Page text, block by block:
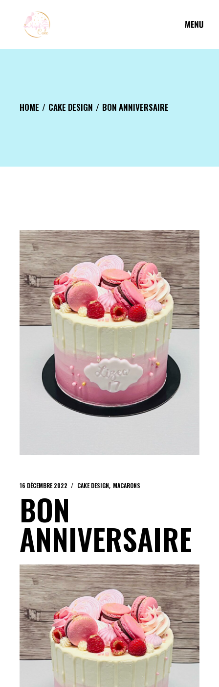
contenu
HOME CAKE DESIGN BON ANNIVERSAIRE
16 DÉCEMBRE 2022 CAKE DESIGN MACARONS
BON
ANNIVERSAIRE